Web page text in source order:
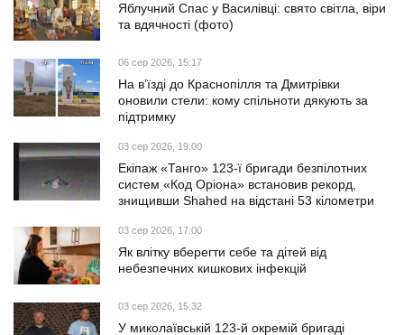
Яблучний Спас у Василівці: свято світла, віри
та вдячності (фото)
06 сер 2026, 15:17
На в’їзді до Краснопілля та Дмитрівки
оновили стели: кому спільноти дякують за
підтримку
03 сер 2026, 19:00
Екіпаж «Танго» 123-ї бригади безпілотних
систем «Код Оріона» встановив рекорд,
знищивши Shahed на відстані 53 кілометри
03 сер 2026, 17:00
Як влітку вберегти себе та дітей від
небезпечних кишкових інфекцій
03 сер 2026, 15:32
У миколаївській 123-й окремій бригаді